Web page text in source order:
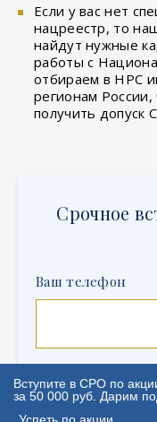
Вступите в СРО по
за 50 000 руб. Дарим
Если у вас нет
нацреестр, то
найдут нужные
работы с
отбираем в НРС
регионам
получить допуск
Срочное
Ваш телефон
ознакомлен(а)